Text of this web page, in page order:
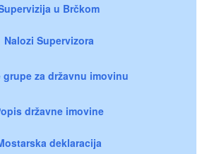
u Brčkom
Nalozi Supervizora
grupe za državnu imovinu
državne imovine
deklaracija